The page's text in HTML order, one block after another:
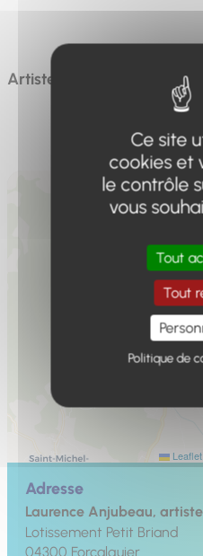
Artiste peintre
Leaflet
Adresse
Laurence Anjubeau,
Lotissement Petit Briand
04300 Forcalquier
Ce site
cookies et
le contrôle
vous
Tout
Tout
Politique de